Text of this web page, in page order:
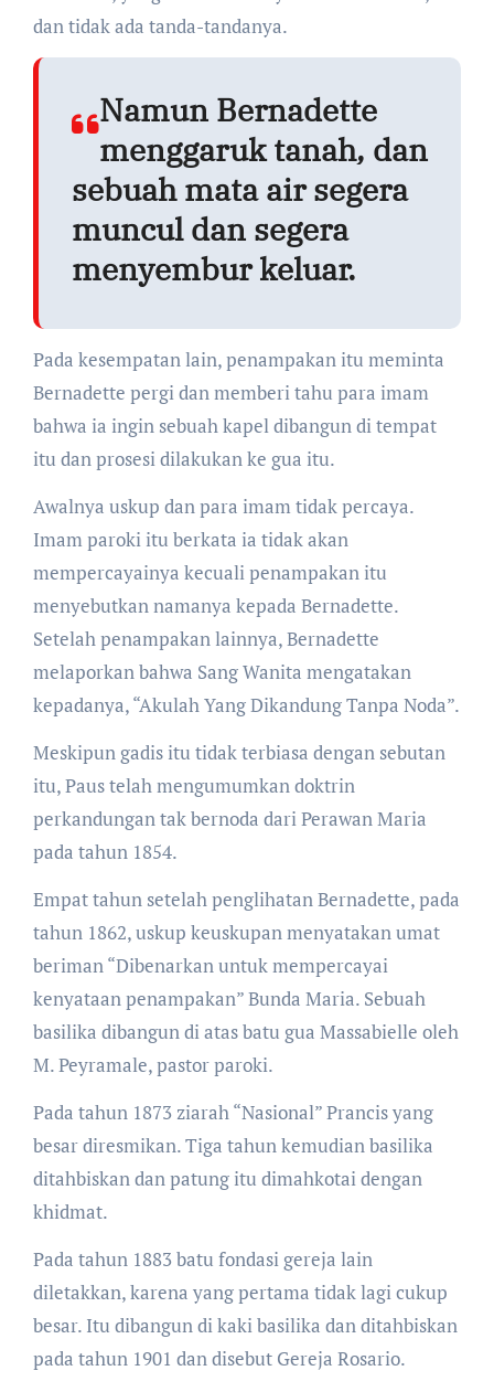
dan tidak ada tanda-tandanya.
Namun Bernadette
menggaruk tanah, dan
sebuah mata air segera
muncul dan segera
menyembur keluar.
Pada kesempatan lain, penampakan itu meminta
Bernadette pergi dan memberi tahu para imam
bahwa ia ingin sebuah kapel dibangun di tempat
itu dan prosesi dilakukan ke gua itu.
Awalnya uskup dan para imam tidak percaya.
Imam paroki itu berkata ia tidak akan
mempercayainya kecuali penampakan itu
menyebutkan namanya kepada Bernadette.
Setelah penampakan lainnya, Bernadette
melaporkan bahwa Sang Wanita mengatakan
kepadanya, “Akulah Yang Dikandung Tanpa Noda”.
Meskipun gadis itu tidak terbiasa dengan sebutan
itu, Paus telah mengumumkan doktrin
perkandungan tak bernoda dari Perawan Maria
pada tahun 1854.
Empat tahun setelah penglihatan Bernadette, pada
tahun 1862, uskup keuskupan menyatakan umat
beriman “Dibenarkan untuk mempercayai
kenyataan penampakan” Bunda Maria. Sebuah
basilika dibangun di atas batu gua Massabielle oleh
M. Peyramale, pastor paroki.
Pada tahun 1873 ziarah “Nasional” Prancis yang
besar diresmikan. Tiga tahun kemudian basilika
ditahbiskan dan patung itu dimahkotai dengan
khidmat.
Pada tahun 1883 batu fondasi gereja lain
diletakkan, karena yang pertama tidak lagi cukup
besar. Itu dibangun di kaki basilika dan ditahbiskan
pada tahun 1901 dan disebut Gereja Rosario.